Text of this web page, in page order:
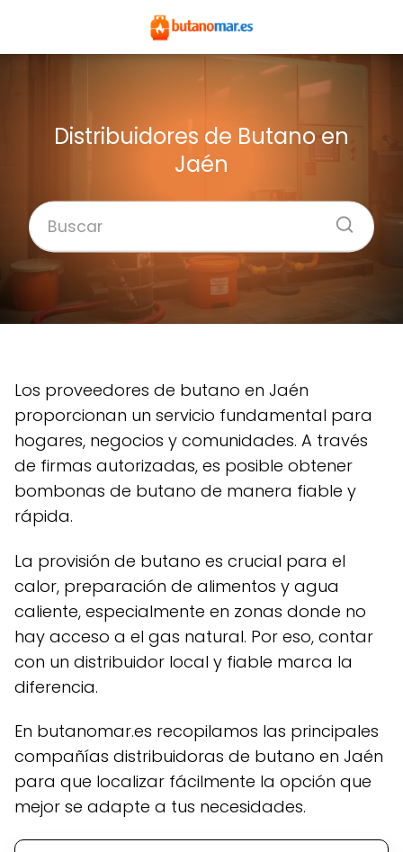
Distribuidores de Butano en
Jaén
Los proveedores de butano en Jaén
proporcionan un servicio fundamental para
hogares, negocios y comunidades. A través
de firmas autorizadas, es posible obtener
bombonas de butano de manera fiable y
rápida.
La provisión de butano es crucial para el
calor, preparación de alimentos y agua
caliente, especialmente en zonas donde no
hay acceso a el gas natural. Por eso, contar
con un distribuidor local y fiable marca la
diferencia.
En butanomar.es recopilamos las principales
compañías distribuidoras de butano en Jaén
para que localizar fácilmente la opción que
mejor se adapte a tus necesidades.